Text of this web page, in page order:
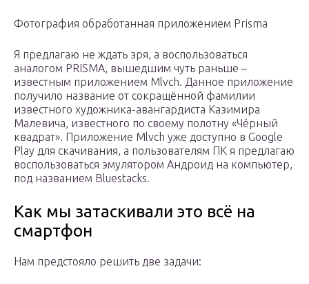
Фотография обработанная приложением Prisma
Я предлагаю не ждать зря, а воспользоваться
аналогом PRISMA, вышедшим чуть раньше –
известным приложением Mlvch. Данное приложение
получило название от сокращённой фамилии
известного художника-авангардиста Казимира
Малевича, известного по своему полотну «Чёрный
квадрат». Приложение Mlvch уже доступно в Google
Play для скачивания, а пользователям ПК я предлагаю
воспользоваться эмулятором Андроид на компьютер,
под названием Bluestacks.
Как мы затаскивали это всё на
смартфон
Нам предстояло решить две задачи: